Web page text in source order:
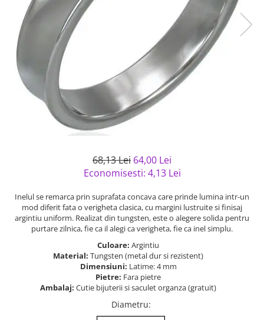
semipretioase
Bijuterii argint placat cu aur
Bijuterii argint cu diverse
materiale
Bijuterii argint cu murano
Bijuterii de Lux
Bijuterii gotice si rock
Bijuterii Handmade
Bijuterii fantezie
Casete si cutii de bijuterii
Bijuterii tungsten
Accesorii Piele
Solutii si lavete de curatare
68,13 Lei 64,00 Lei
Economisesti: 4,13 Lei
Inelul se remarca prin suprafata concava care prinde lumina intr-un
mod diferit fata o verigheta clasica, cu margini lustruite si finisaj
argintiu uniform. Realizat din tungsten, este o alegere solida pentru
purtare zilnica, fie ca il alegi ca verigheta, fie ca inel simplu.
Culoare: Argintiu
Material: Tungsten (metal dur si rezistent)
Dimensiuni: Latime: 4 mm
Pietre: Fara pietre
Ambalaj: Cutie bijuterii si saculet organza (gratuit)
Diametru: